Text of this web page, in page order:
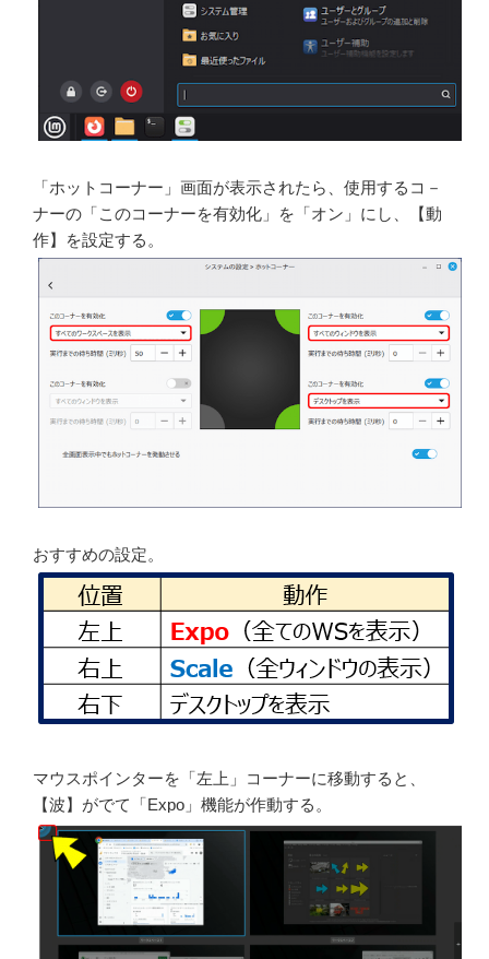
「ホットコーナー」画面が表示されたら、使用するコ－
ナーの「このコーナーを有効化」を「オン」にし、【動
作】を設定する。
おすすめの設定。
マウスポインターを「左上」コーナーに移動すると、
【波】がでて「Expo」機能が作動する。